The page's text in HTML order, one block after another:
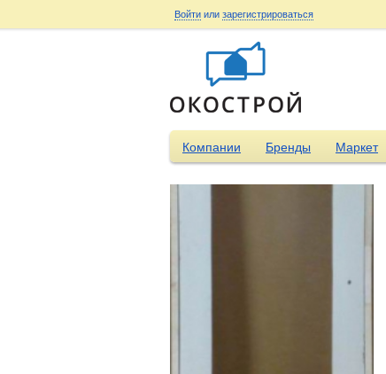
Войти или зарегистрироваться
Компании Бренды Маркет